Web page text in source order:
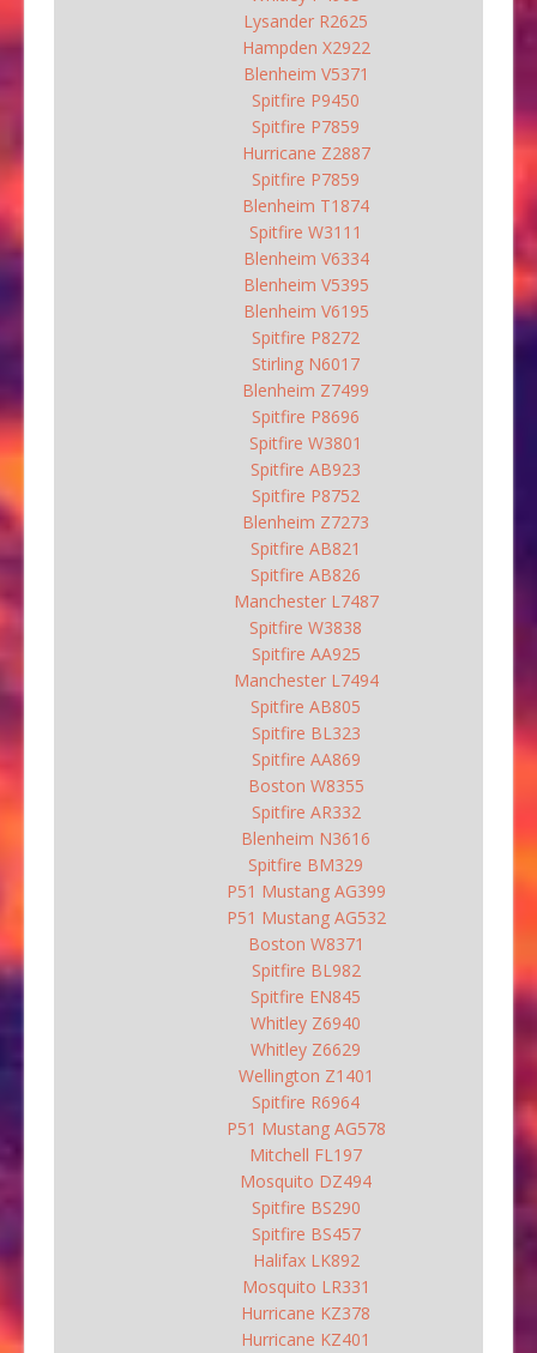
Lysander R2625
Hampden X2922
Blenheim V5371
Spitfire P9450
Spitfire P7859
Hurricane Z2887
Spitfire P7859
Blenheim T1874
Spitfire W3111
Blenheim V6334
Blenheim V5395
Blenheim V6195
Spitfire P8272
Stirling N6017
Blenheim Z7499
Spitfire P8696
Spitfire W3801
Spitfire AB923
Spitfire P8752
Blenheim Z7273
Spitfire AB821
Spitfire AB826
Manchester L7487
Spitfire W3838
Spitfire AA925
Manchester L7494
Spitfire AB805
Spitfire BL323
Spitfire AA869
Boston W8355
Spitfire AR332
Blenheim N3616
Spitfire BM329
P51 Mustang AG399
P51 Mustang AG532
Boston W8371
Spitfire BL982
Spitfire EN845
Whitley Z6940
Whitley Z6629
Wellington Z1401
Spitfire R6964
P51 Mustang AG578
Mitchell FL197
Mosquito DZ494
Spitfire BS290
Spitfire BS457
Halifax LK892
Mosquito LR331
Hurricane KZ378
Hurricane KZ401